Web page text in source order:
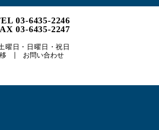
お問い合わせ
03-6435-2246
03-6435-2247
日・日曜日・祝日